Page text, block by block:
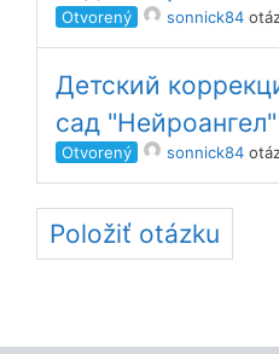
Otvorený sonnick84
Детский
сад
Otvorený sonnick84
Položiť otázku